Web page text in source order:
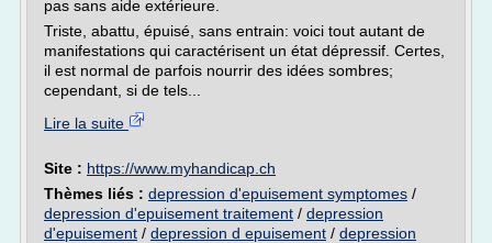
pas sans aide extérieure.
Triste, abattu, épuisé, sans entrain: voici tout autant de
manifestations qui caractérisent un état dépressif. Certes,
il est normal de parfois nourrir des idées sombres;
cependant, si de tels...
Lire la suite
Site : https://www.myhandicap.ch
Thèmes liés : depression d'epuisement symptomes /
depression d'epuisement traitement / depression
d'epuisement / depression d epuisement / depression